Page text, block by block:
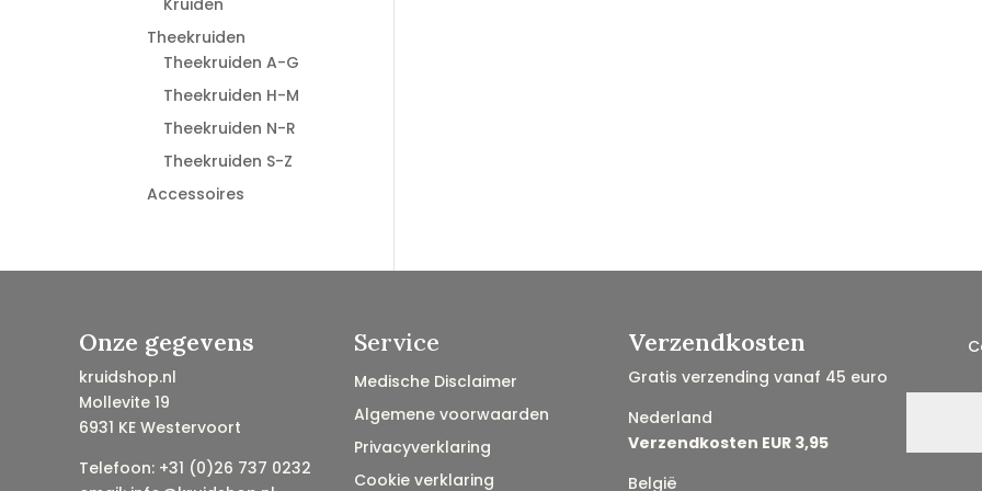
Kruiden
Theekruiden
Theekruiden A-G
Theekruiden H-M
Theekruiden N-R
Theekruiden S-Z
Accessoires
Onze gegevens
kruidshop.nl
Mollevite 19
6931 KE Westervoort
Telefoon: +31 (0)26 737 0232
Service
Medische Disclaimer
Algemene voorwaarden
Privacyverklaring
Cookie verklaring
Verzendkosten
Gratis verzending vanaf 45 euro
Nederland
Verzendkosten EUR 3,95
België